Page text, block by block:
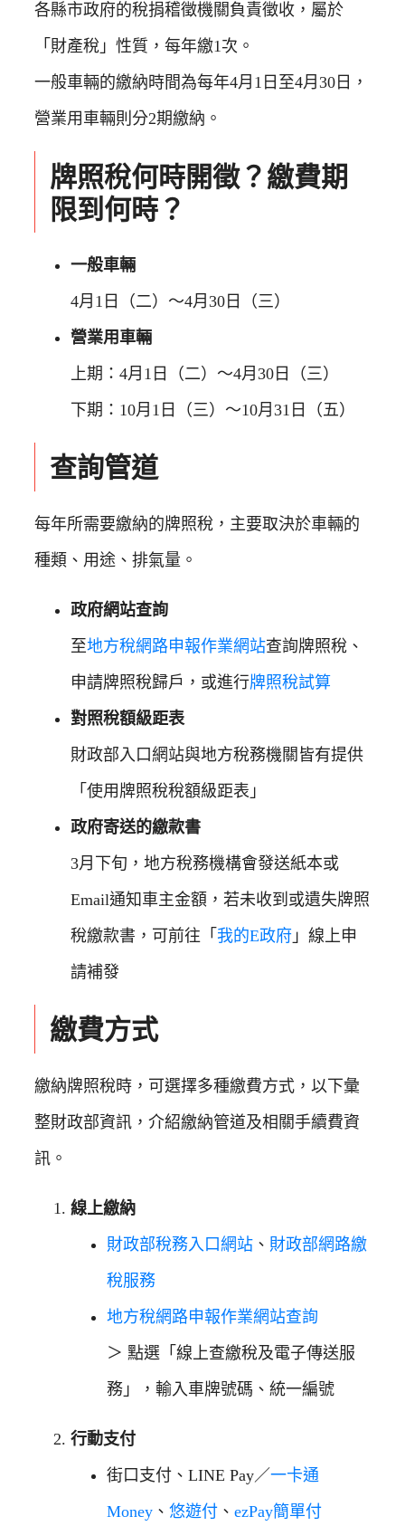
各縣市政府的稅捐稽徵機關負責徵收，屬於
「財產稅」性質，每年繳1次。
一般車輛的繳納時間為每年4月1日至4月30日，
營業用車輛則分2期繳納。
牌照稅何時開徵？繳費期
限到何時？
一般車輛
4月1日（二）～4月30日（三）
營業用車輛
上期：4月1日（二）～4月30日（三）
下期：10月1日（三）～10月31日（五）
查詢管道
每年所需要繳納的牌照稅，主要取決於車輛的
種類、用途、排氣量。
政府網站查詢
至地方稅網路申報作業網站查詢牌照稅、
申請牌照稅歸戶，或進行牌照稅試算
對照稅額級距表
財政部入口網站與地方稅務機關皆有提供
「使用牌照稅稅額級距表」
政府寄送的繳款書
3月下旬，地方稅務機構會發送紙本或
Email通知車主金額，若未收到或遺失牌照
稅繳款書，可前往「 我的E政府 」線上申
請補發
繳費方式
繳納牌照稅時，可選擇多種繳費方式，以下彙
整財政部資訊，介紹繳納管道及相關手續費資
訊。
線上繳納
財政部稅務入口網站 、 財政部網路繳
稅服務
地方稅網路申報作業網站查詢
＞ 點選「線上查繳稅及電子傳送服
務」，輸入車牌號碼、統一編號
行動支付
街口支付、LINE Pay／一卡通
Money 、 悠遊付 、 ezPay簡單付